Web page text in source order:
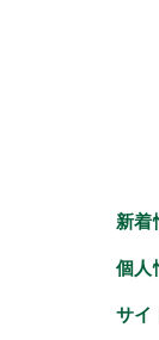
新着
個人
サイ